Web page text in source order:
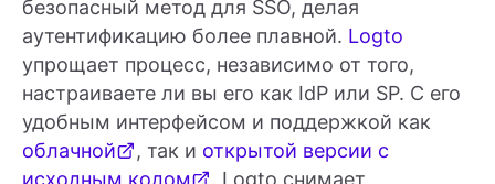
безопасный метод для SSO, делая
аутентификацию более плавной. Logto
упрощает процесс, независимо от того,
настраиваете ли вы его как IdP или SP. С его
удобным интерфейсом и поддержкой как
облачной
, так и открытой версии с